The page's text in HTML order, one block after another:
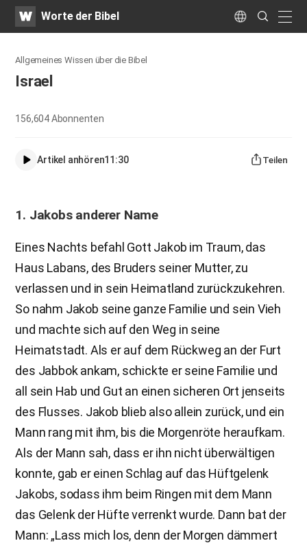
WATVWorte der Bibel Language
Search
Submit
Allgemeines Wissen über die Bibel
Israel
156,604Abonnenten
Artikel anhören11:30 Teilen
1. Jakobs anderer Name
Eines Nachts befahl Gott Jakob im Traum, das
Haus Labans, des Bruders seiner Mutter, zu
verlassen und in sein Heimatland zurückzukehren.
So nahm Jakob seine ganze Familie und sein Vieh
und machte sich auf den Weg in seine
Heimatstadt. Als er auf dem Rückweg an der Furt
des Jabbok ankam, schickte er seine Familie und
all sein Hab und Gut an einen sicheren Ort jenseits
des Flusses. Jakob blieb also allein zurück, und ein
Mann rang mit ihm, bis die Morgenröte heraufkam.
Als der Mann sah, dass er ihn nicht überwältigen
konnte, gab er einen Schlag auf das Hüftgelenk
Jakobs, sodass ihm beim Ringen mit dem Mann
das Gelenk der Hüfte verrenkt wurde. Dann bat der
Mann: „Lass mich los, denn der Morgen dämmert